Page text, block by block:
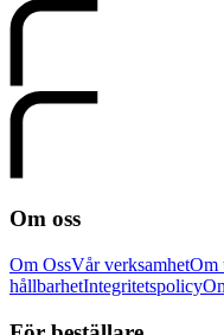
Om oss
Om OssVår verksamhetOm
hållbarhetIntegritetspolicy